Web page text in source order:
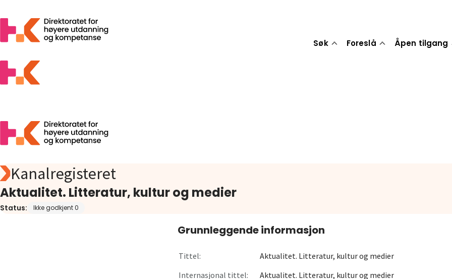
Søk Foreslå Åpen tilgang
Søk
Åpen tilgang
Statistikk
Kanalregisteret
Aktualitet. Litteratur, kultur og medier
Status: Ikke godkjent 0
Grunnleggende informasjon
Tittel:
Aktualitet. Litteratur, kultur og medier
Internasjonal tittel:
Aktualitet. Litteratur, kultur og medier